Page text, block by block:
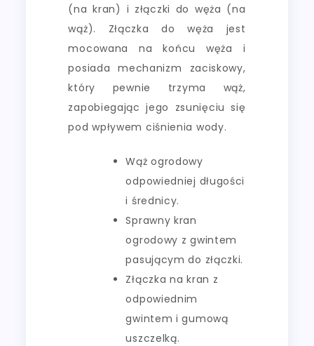
(na kran) i złączki do węża (na
wąż). Złączka do węża jest
mocowana na końcu węża i
posiada mechanizm zaciskowy,
który pewnie trzyma wąż,
zapobiegając jego zsunięciu się
pod wpływem ciśnienia wody.
Wąż ogrodowy
odpowiedniej długości
i średnicy.
Sprawny kran
ogrodowy z gwintem
pasującym do złączki.
Złączka na kran z
odpowiednim
gwintem i gumową
uszczelką.